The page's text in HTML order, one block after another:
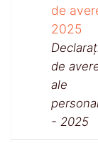
de
2025
de
ale
- 2025